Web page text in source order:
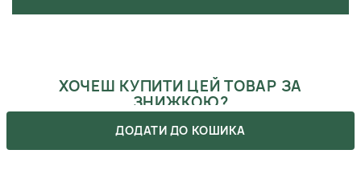
ХОЧЕШ КУПИТИ ЦЕЙ ТОВАР ЗА
ЗНИЖКОЮ?
Оформляй подписку на бьюти-дайджест, в котором мы
ДОДАТИ ДО КОШИКА